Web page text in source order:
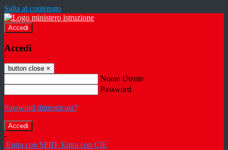
Salta al contenuto
Accedi
Accedi
button close ×
Nome Utente
Password
Password dimenticata?
-
Entra con SPID Entra con CIE